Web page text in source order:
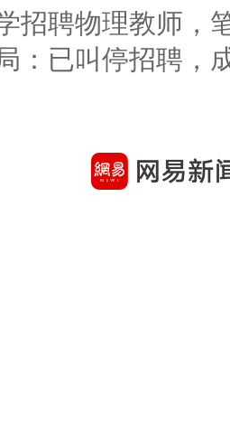
招聘物理教师，
：已叫停招聘，